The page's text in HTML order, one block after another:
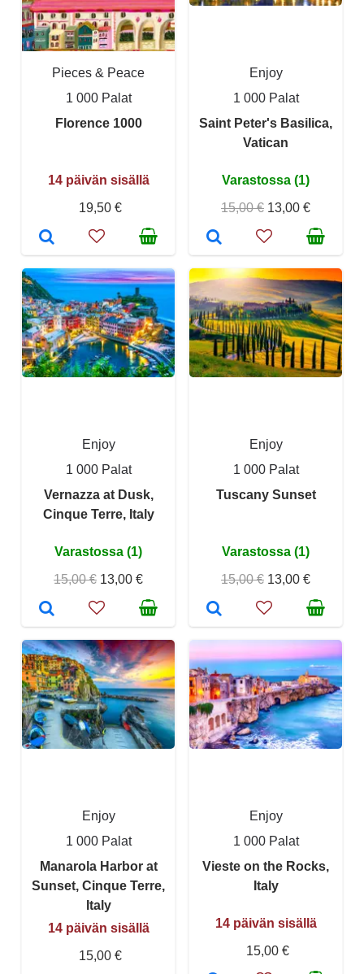
Pieces & Peace
1 000 Palat
Florence 1000
14 päivän sisällä
19,50 €
Enjoy
1 000 Palat
Saint Peter's Basilica,
Vatican
Varastossa (1)
15,00 € 13,00 €
Enjoy
1 000 Palat
Vernazza at Dusk,
Cinque Terre, Italy
Varastossa (1)
15,00 € 13,00 €
Enjoy
1 000 Palat
Tuscany Sunset
Varastossa (1)
15,00 € 13,00 €
Enjoy
1 000 Palat
Manarola Harbor at
Sunset, Cinque Terre,
Italy
14 päivän sisällä
15,00 €
Enjoy
1 000 Palat
Vieste on the Rocks,
Italy
14 päivän sisällä
15,00 €